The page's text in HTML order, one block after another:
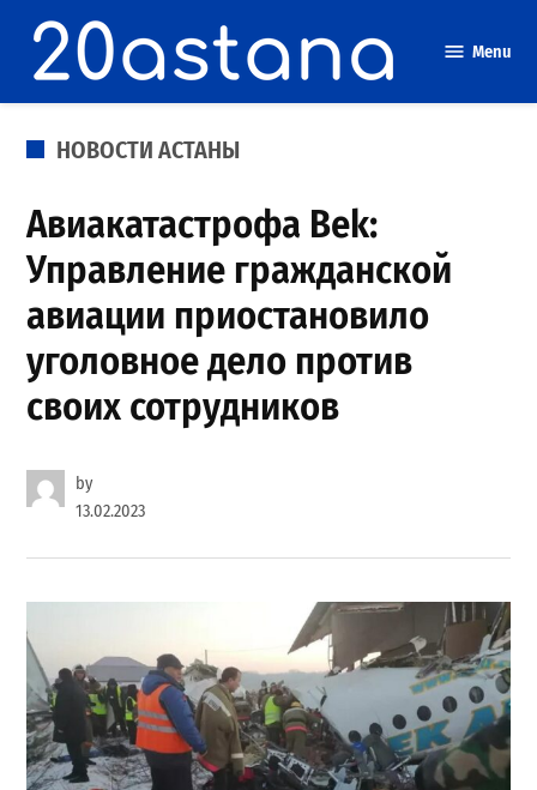
content
Menu
POSTED
НОВОСТИ АСТАНЫ
Авиакатастрофа Bek:
Управление гражданской
авиации приостановило
уголовное дело против
своих сотрудников
by
13.02.2023